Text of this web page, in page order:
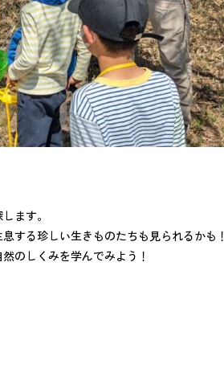
ます。
する珍しい生きものたちも見られるかも！
のしくみを学んでみよう！